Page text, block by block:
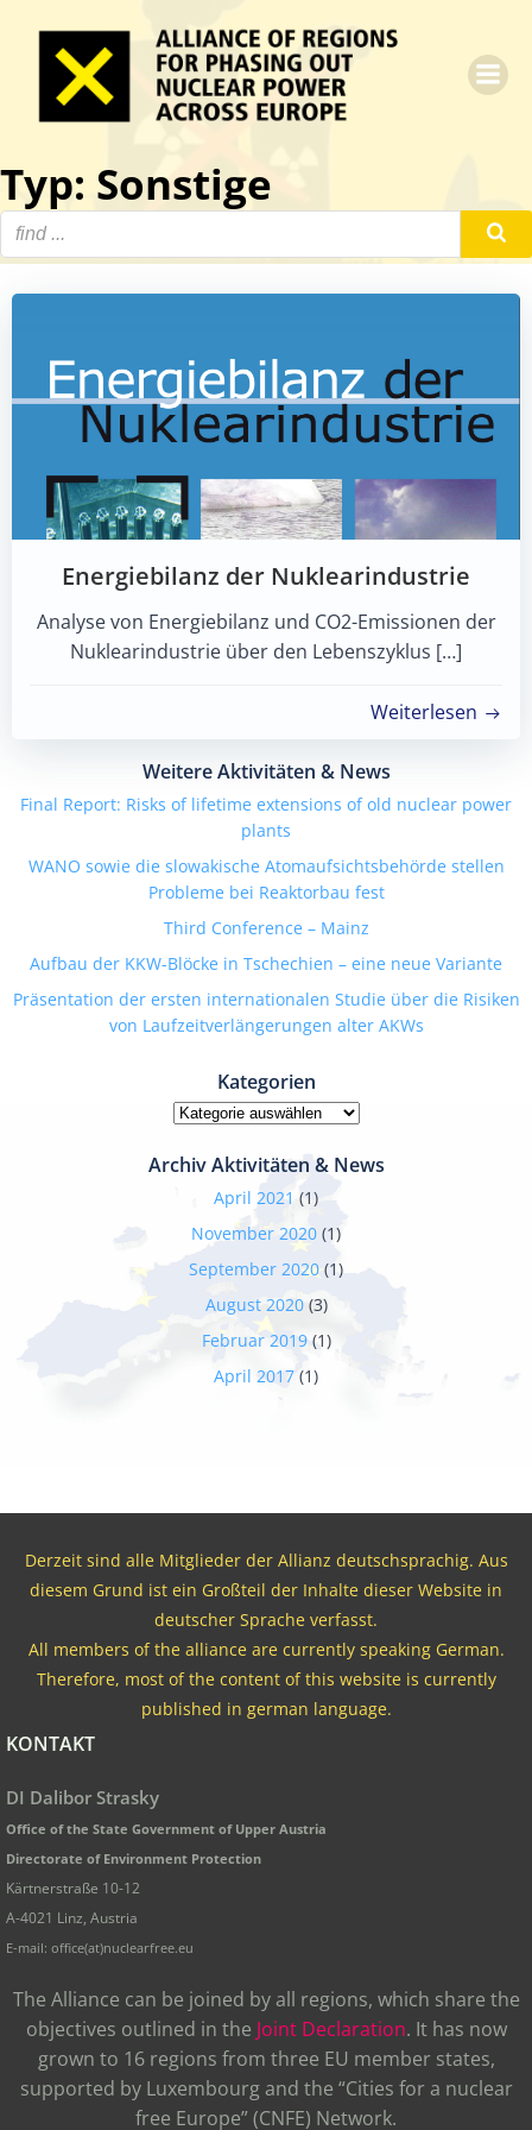
Inhalt
springen
Typ: Sonstige
Energiebilanz der Nuklearindustrie
Analyse von Energiebilanz und CO2-Emissionen der
Nuklearindustrie über den Lebenszyklus […]
Weiterlesen
Weitere Aktivitäten & News
Final Report: Risks of lifetime extensions of old nuclear power
plants
WANO sowie die slowakische Atomaufsichtsbehörde stellen
Probleme bei Reaktorbau fest
Third Conference – Mainz
Aufbau der KKW-Blöcke in Tschechien – eine neue Variante
Präsentation der ersten internationalen Studie über die Risiken
von Laufzeitverlängerungen alter AKWs
Kategorien
Kategorien
Archiv Aktivitäten & News
April 2021 (1)
November 2020 (1)
September 2020 (1)
August 2020(3)
Februar 2019(1)
April 2017 (1)
Derzeit sind alle Mitglieder der Allianz deutschsprachig. Aus
diesem Grund ist ein Großteil der Inhalte dieser Website in
deutscher Sprache verfasst.
All members of the alliance are currently speaking German.
Therefore, most of the content of this website is currently
published in german language.
KONTAKT
DI Dalibor Strasky
Office of the State Government of Upper Austria
Directorate of Environment Protection
Kärtnerstraße 10-12
A-4021 Linz, Austria
E-mail: office(at)nuclearfree.eu
The Alliance can be joined by all regions, which share the
objectives outlined in the Joint Declaration. It has now
grown to 16 regions from three EU member states,
supported by Luxembourg and the “Cities for a nuclear
free Europe” (CNFE) Network.